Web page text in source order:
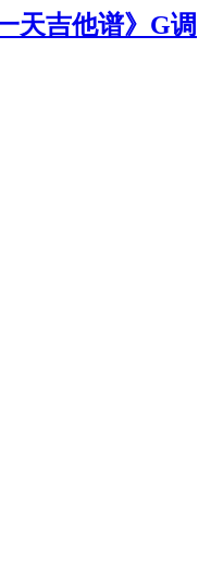
天吉他谱》G调